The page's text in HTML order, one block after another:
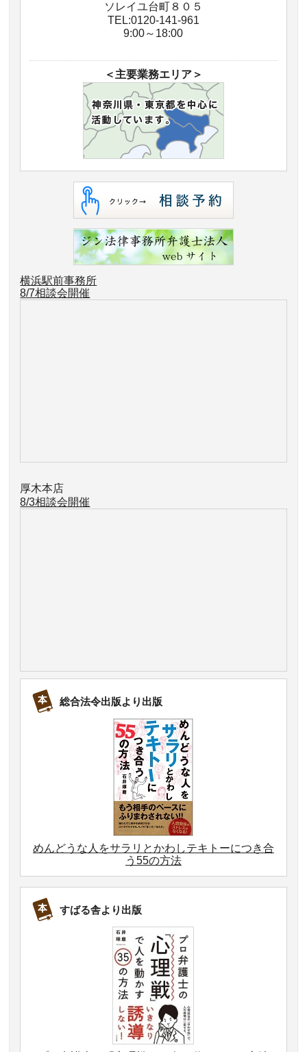
ソレイユ台町８０５
TEL:0120-141-961
9:00～18:00
＜主要業務エリア＞
横浜駅前事務所
8/7相談会開催
厚木本店
8/3相談会開催
総合法令出版より出版
めんどうな人をサラリとかわしテキトーにつき合
う55の方法
すばる舎より出版